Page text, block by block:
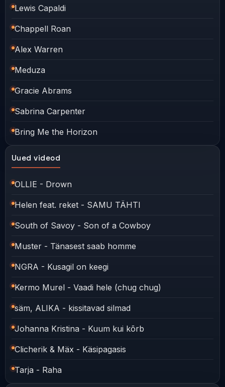
Lewis Capaldi
Chappell Roan
Alex Warren
Meduza
Gracie Abrams
Sabrina Carpenter
Bring Me the Horizon
Uued videod
OLLIE - Drown
Helen feat. reket - SAMU TÄHTI
South of Savoy - Son of a Cowboy
Muster - Tänasest saab homme
NGRA - Kusagil on keegi
Kermo Murel - Vaadi hele (chug chug)
säm, ALIKA - kissitavad silmad
Johanna Kristina - Kuum kui kõrb
Clicherik & Mäx - Käsipagasis
Tarja - Raha